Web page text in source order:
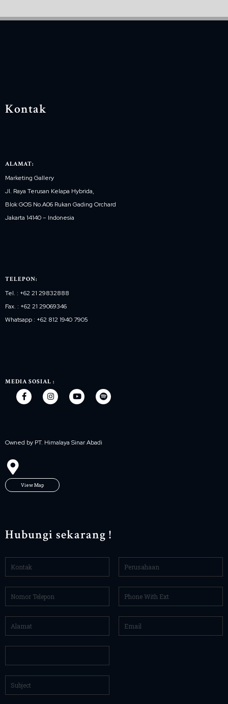
Kontak
ALAMAT:
Marketing Gallery
Jl. Raya Terusan Kelapa Hybrida,
Blok GOS No.A06 Rukan Gading Orchard
Jakarta 14140 – Indonesia
TELEPON:
Tel. : +62 21 29832888
Fax. : +62 21 29069346
Whatsapp : +62 812 1940 7905
MEDIA SOSIAL :
Owned by PT. Himalaya Sinar Abadi
View Map
Hubungi sekarang !